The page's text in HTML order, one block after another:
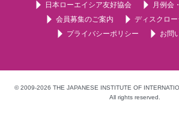
日本ローエイシア友好協会
月例会
会員募集のご案内
ディスクロ
プライバシーポリシー
お問
© 2009-2026 THE JAPANESE INSTITUTE OF
All rights reserved.